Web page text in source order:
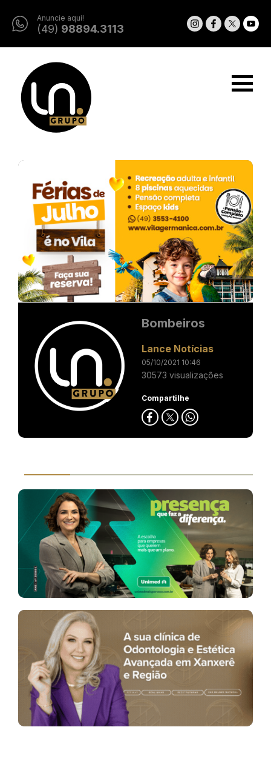
Anuncie aqui!
(49) 98894.3113
Bombeiros
Lance Notícias
05/10/2021 10:46
30573 visualizações
Compartilhe